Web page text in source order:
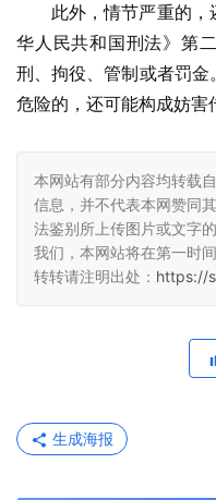
此外，情节严重的
华人民共和国刑法》第
刑、拘役、管制或者罚
危险的，还可能构成妨害
本网站有部分内容均转载
信息，并不代表本网赞同
法鉴别所上传图片或文字
我们，本网站将在第一时
转转请注明出处： https://
生成海报